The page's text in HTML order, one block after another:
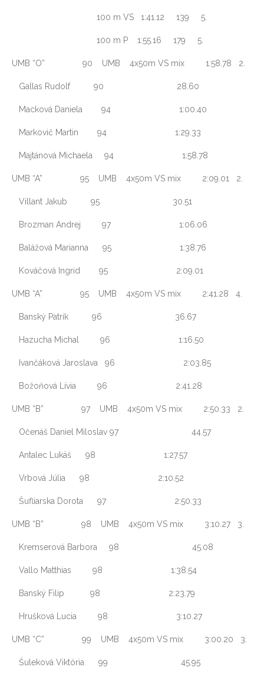
100 m VS 1:41.12 139 5.
100 m P 1:55.16 179 5.
UMB “O” 90 UMB 4x50m VS mix 1:58.78 2.
Gallas Rudolf 90 28.60
Macková Daniela 94 1:00.40
Markovič Martin 94 1:29.33
Majtánová Michaela 94 1:58.78
UMB “A” 95 UMB 4x50m VS mix 2:09.01 2.
Villant Jakub 95 30.51
Brozman Andrej 97 1:06.06
Balážová Marianna 95 1:38.76
Kováčová Ingrid 95 2:09.01
UMB “A” 95 UMB 4x50m VS mix 2:41.28 4.
Banský Patrik 96 36.67
Hazucha Michal 96 1:16.50
Ivančáková Jaroslava 96 2:03.85
Božoňová Lívia 96 2:41.28
UMB “B” 97 UMB 4x50m VS mix 2:50.33 2.
Očenáš Daniel Miloslav 97 44.57
Antalec Lukáš 98 1:27.57
Vrbová Júlia 98 2:10.52
Šufliarska Dorota 97 2:50.33
UMB “B” 98 UMB 4x50m VS mix 3:10.27 3.
Kremserová Barbora 98 45.08
Vallo Matthias 98 1:38.54
Banský Filip 98 2:23.79
Hrušková Lucia 98 3:10.27
UMB “C” 99 UMB 4x50m VS mix 3:00.20 3.
Šuleková Viktória 99 45.95